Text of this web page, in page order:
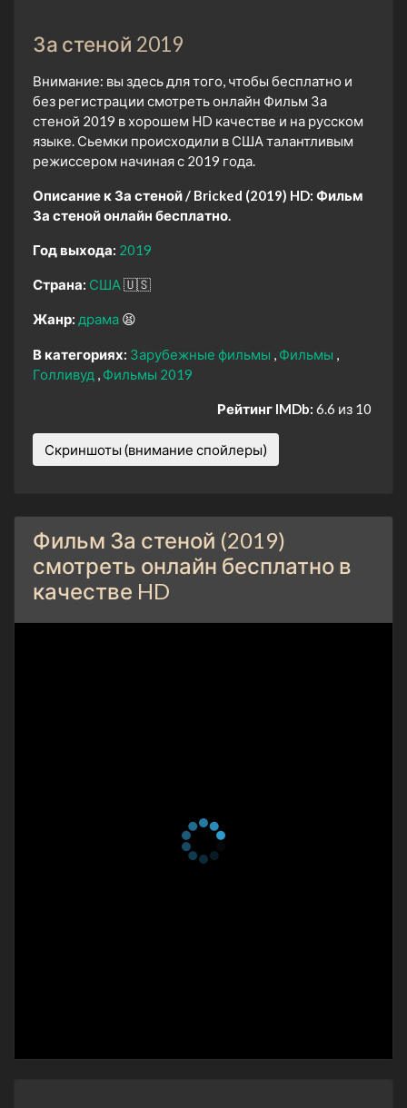
За стеной 2019
Внимание: вы здесь для того, чтобы бесплатно и
без регистрации смотреть онлайн Фильм За
стеной 2019 в хорошем HD качестве и на русском
языке. Сьемки происходили в США талантливым
режиссером начиная с 2019 года.
Описание к За стеной / Bricked (2019) HD: Фильм
За стеной онлайн бесплатно.
Год выхода: 2019
Страна: США🇺🇸
Жанр: драма 😫
В категориях: Зарубежные фильмы
Фильмы
Голливуд
Фильмы 2019
Рейтинг IMDb: 6.6 из 10
Скриншоты (внимание спойлеры)
Фильм За стеной (2019)
смотреть онлайн бесплатно в
качестве HD